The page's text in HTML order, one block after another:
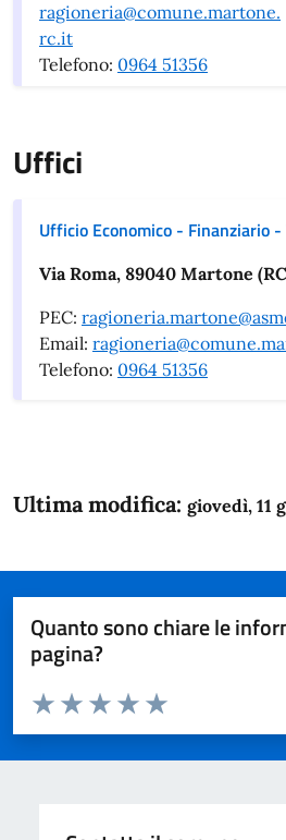
ragioneria@comune.martone.
rc.it
Telefono: 0964 51356
Uffici
Ufficio Economico - Finanziario
Via Roma, 89040 Martone
PEC:
Email:
Telefono: 0964 51356
Ultima modifica: giovedì, 11
Quanto sono chiare le
pagina?
Domanda
Valuta da 1 a 5 stelle la pagina
Valuta 5 stelle su 5
Valuta 4 stelle su 5
Valuta 3 stelle su 5
Valuta 2 stelle su 5
Valuta 1 stelle su 5